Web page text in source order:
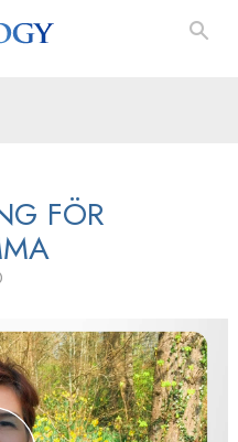
FÖR